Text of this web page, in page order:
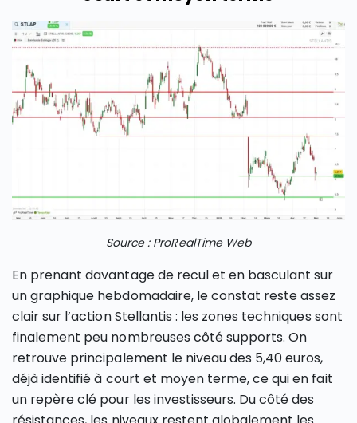
Source : ProRealTime Web
En prenant davantage de recul et en basculant sur
un graphique hebdomadaire, le constat reste assez
clair sur l’action Stellantis : les zones techniques sont
finalement peu nombreuses côté supports. On
retrouve principalement le niveau des 5,40 euros,
déjà identifié à court et moyen terme, ce qui en fait
un repère clé pour les investisseurs. Du côté des